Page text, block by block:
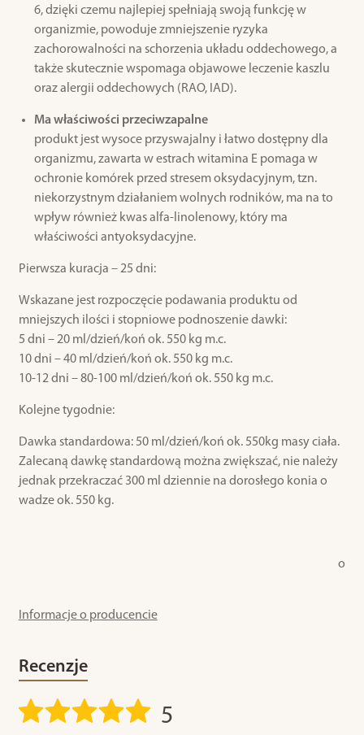
6, dzięki czemu najlepiej spełniają swoją funkcję w
organizmie, powoduje zmniejszenie ryzyka
zachorowalności na schorzenia układu oddechowego, a
także skutecznie wspomaga objawowe leczenie kaszlu
oraz alergii oddechowych (RAO, IAD).
Ma właściwości przeciwzapalne
produkt jest wysoce przyswajalny i łatwo dostępny dla
organizmu, zawarta w estrach witamina E pomaga w
ochronie komórek przed stresem oksydacyjnym, tzn.
niekorzystnym działaniem wolnych rodników, ma na to
wpływ również kwas alfa-linolenowy, który ma
właściwości antyoksydacyjne.
Pierwsza kuracja – 25 dni:
Wskazane jest rozpoczęcie podawania produktu od
mniejszych ilości i stopniowe podnoszenie dawki:
5 dni – 20 ml/dzień/koń ok. 550 kg m.c.
10 dni – 40 ml/dzień/koń ok. 550 kg m.c.
10-12 dni – 80-100 ml/dzień/koń ok. 550 kg m.c.
Kolejne tygodnie:
Dawka standardowa: 50 ml/dzień/koń ok. 550kg masy ciała.
Zalecaną dawkę standardową można zwiększać, nie należy
jednak przekraczać 300 ml dziennie na dorosłego konia o
wadze ok. 550 kg.
o
Informacje o producencie
Recenzje
5